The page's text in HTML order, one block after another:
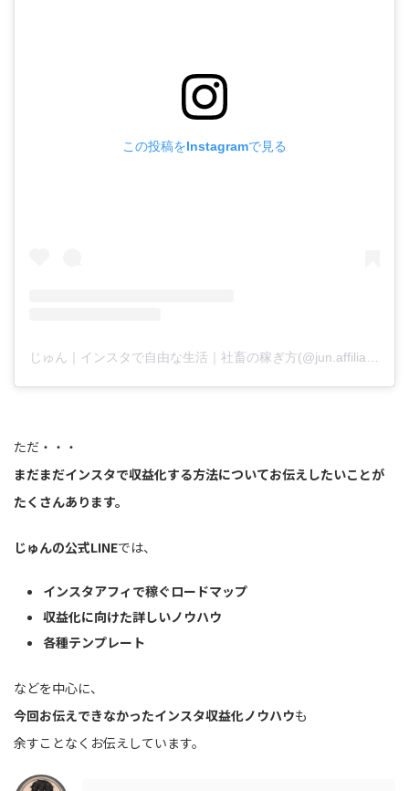
この投稿をInstagramで見る
ただ・・・
まだまだインスタで収益化する方法についてお伝えしたいことが
たくさんあります。
じゅんの公式LINEでは、
インスタアフィで稼ぐロードマップ
収益化に向けた詳しいノウハウ
各種テンプレート
などを中心に、
今回お伝えできなかったインスタ収益化ノウハウも
余すことなくお伝えしています。